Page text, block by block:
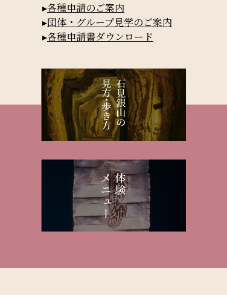
各種申請のご案内
団体・グループ見学のご案内
各種申請書ダウンロード